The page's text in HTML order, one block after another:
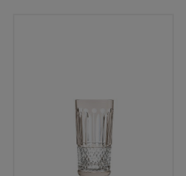
PROFESSIONISTI